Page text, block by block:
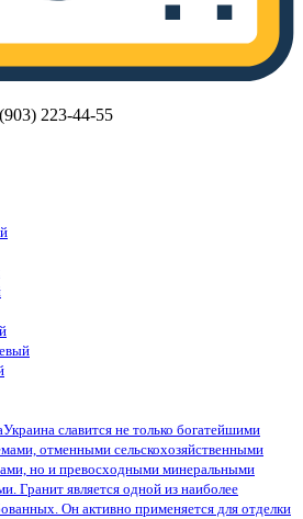
223-44-55
Украина славится не только богатейшими
отменными сельскохозяйственными
но и превосходными минеральными
Гранит является одной из наиболее
Он активно применяется для отделки